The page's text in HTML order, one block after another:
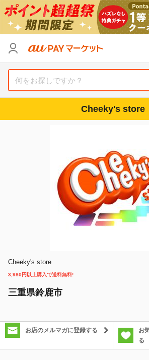
Cheeky's store
Cheeky's store
3,980円以上購入で送料無料!
三重県鈴鹿市
お店のメルマガに登録する
お
る
支払い方法
Pontaパス特典対象すべて ポイン
サンキュー配送対象 レビュ